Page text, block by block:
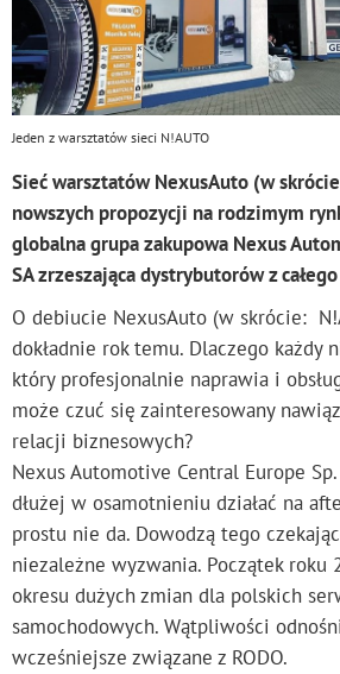
Jeden z warsztatów sieci N!AUTO
Sieć warsztatów NexusAuto (w
nowszych propozycji na rodzimym
globalna grupa zakupowa Nexus
SA zrzeszająca dystrybutorów z
O debiucie NexusAuto (w skrócie:
dokładnie rok temu. Dlaczego każdy
który profesjonalnie naprawia i
może czuć się zainteresowany
relacji biznesowych?
Nexus Automotive Central Europe
dłużej w osamotnieniu działać na
prostu nie da. Dowodzą tego
niezależne wyzwania. Początek roku
okresu dużych zmian dla polskich
samochodowych. Wątpliwości
wcześniejsze związane z RODO.